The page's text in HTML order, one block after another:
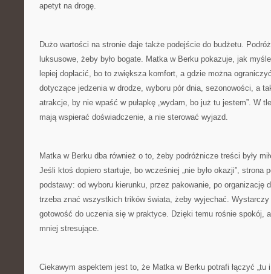
apetyt na drogę.
Dużo wartości na stronie daje także podejście do budżetu.
luksusowe, żeby było bogate. Matka w Berku pokazuje, jak
lepiej dopłacić, bo to zwiększa komfort, a gdzie można
dotyczące jedzenia w drodze, wyboru pór dnia, sezonowości, a
atrakcje, by nie wpaść w pułapkę „wydam, bo już tu jestem”. W
mają wspierać doświadczenie, a nie sterować wyjazd.
Matka w Berku dba również o to, żeby podróżnicze treści były
Jeśli ktoś dopiero startuje, bo wcześniej „nie było okazji”, strona
podstawy: od wyboru kierunku, przez pakowanie, po organizację
trzeba znać wszystkich trików świata, żeby wyjechać.
gotowość do uczenia się w praktyce. Dzięki temu rośnie spokój,
mniej stresujące.
Ciekawym aspektem jest to, że Matka w Berku potrafi łączyć „tu i